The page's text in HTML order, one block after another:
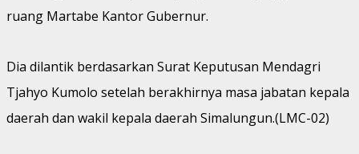
ruang Martabe Kantor Gubernur.
Dia dilantik berdasarkan Surat Keputusan Mendagri
Tjahyo Kumolo setelah berakhirnya masa jabatan kepala
daerah dan wakil kepala daerah Simalungun.(LMC-02)